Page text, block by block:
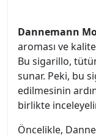
Dannemann
aroması ve
Bu sigarillo,
sunar. Peki, bu
edilmesinin
birlikte
Öncelikle,